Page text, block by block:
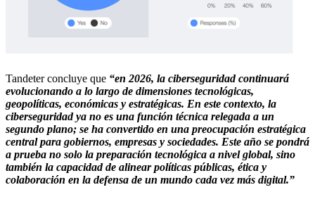
Tandeter concluye que “en 2026, la ciberseguridad continuará
evolucionando a lo largo de dimensiones tecnológicas,
geopolíticas, económicas y estratégicas. En este contexto, la
ciberseguridad ya no es una función técnica relegada a un
segundo plano; se ha convertido en una preocupación estratégica
central para gobiernos, empresas y sociedades. Este año se pondrá
a prueba no solo la preparación tecnológica a nivel global, sino
también la capacidad de alinear políticas públicas, ética y
colaboración en la defensa de un mundo cada vez más digital.”